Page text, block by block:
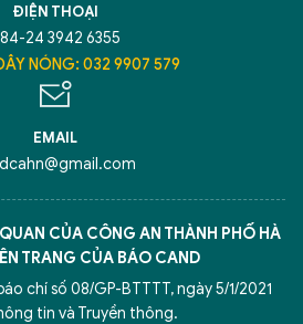
ĐIỆN THOẠI
24 3942 6355
NÓNG: 032 9907 579
EMAIL
CỦA CÔNG AN THÀNH PHỐ HÀ
TRANG CỦA BÁO CAND
chí số 08/GP-BTTTT, ngày 5/1/2021
tin và Truyền thông.